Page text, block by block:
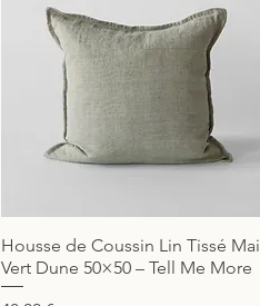
Aperçu rapide
Housse de Coussin Lin Tissé
Vert Dune 50×50 – Tell Me More